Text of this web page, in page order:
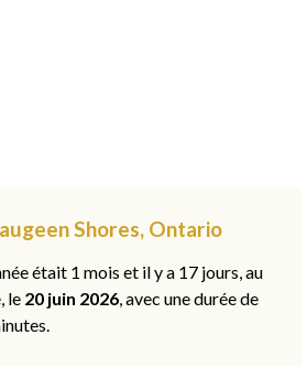
Shores, Ontario
était 1 mois et il y a 17 jours, au
le 20 juin 2026, avec une durée de